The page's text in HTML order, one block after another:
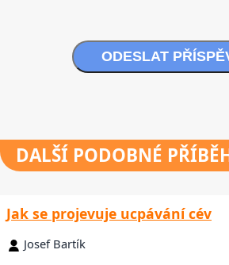
ODESLAT
DALŠÍ PODOBNÉ
Jak se projevuje ucpávání cév
Josef Bartík